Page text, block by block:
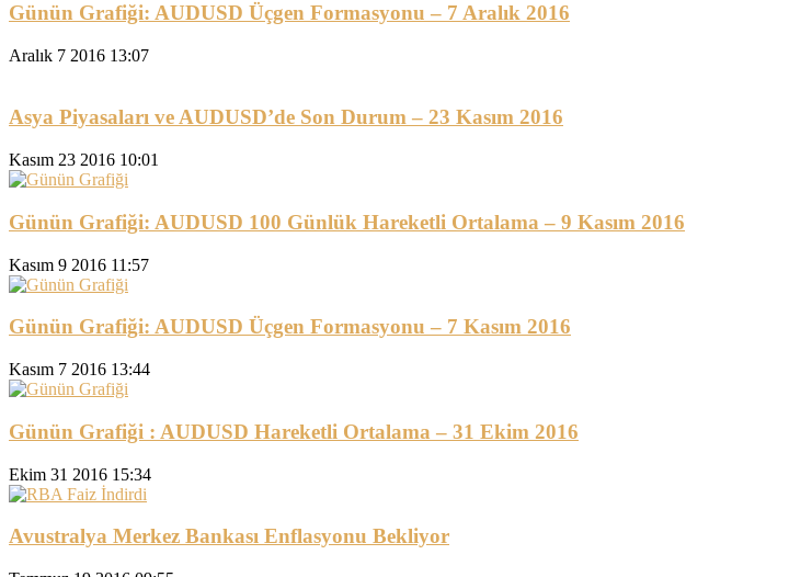
Günün Grafiği: AUDUSD Üçgen Formasyonu – 7 Aralık 2016
Aralık 7 2016 13:07
Asya Piyasaları ve AUDUSD’de Son Durum – 23 Kasım 2016
Kasım 23 2016 10:01
Günün Grafiği: AUDUSD 100 Günlük Hareketli Ortalama – 9 Kasım 2016
Kasım 9 2016 11:57
Günün Grafiği: AUDUSD Üçgen Formasyonu – 7 Kasım 2016
Kasım 7 2016 13:44
Günün Grafiği : AUDUSD Hareketli Ortalama – 31 Ekim 2016
Ekim 31 2016 15:34
Avustralya Merkez Bankası Enflasyonu Bekliyor